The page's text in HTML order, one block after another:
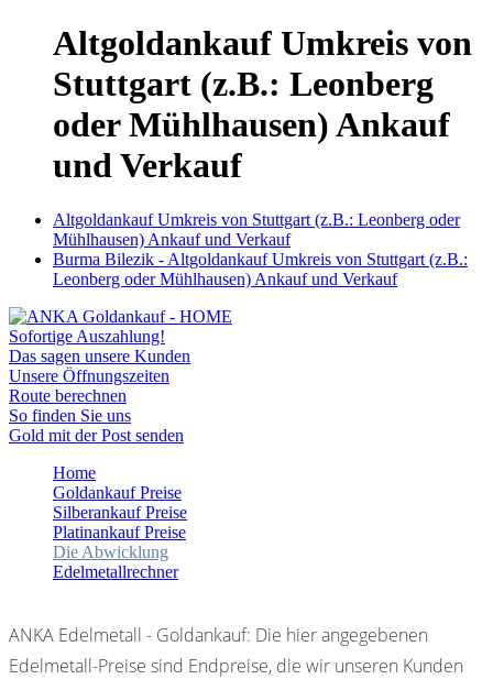
Altgoldankauf Umkreis von
Stuttgart (z.B.: Leonberg
oder Mühlhausen) Ankauf
und Verkauf
Altgoldankauf Umkreis von Stuttgart (z.B.: Leonberg oder
Mühlhausen) Ankauf und Verkauf
Burma Bilezik - Altgoldankauf Umkreis von Stuttgart (z.B.:
Leonberg oder Mühlhausen) Ankauf und Verkauf
Sofortige Auszahlung!
Das sagen unsere Kunden
Unsere Öffnungszeiten
Route berechnen
So finden Sie uns
Gold mit der Post senden
Home
Goldankauf Preise
Silberankauf Preise
Platinankauf Preise
Die Abwicklung
Edelmetallrechner
ANKA Edelmetall - Goldankauf: Die hier angegebenen
Edelmetall-Preise sind Endpreise, die wir unseren Kunden